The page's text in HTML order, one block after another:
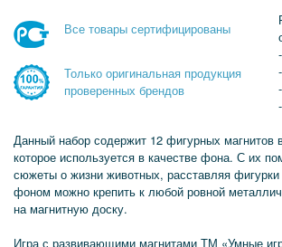
Все товары сертифицированы
Только оригинальная продукция
проверенных брендов
Данный набор содержит 12 фигурных магнитов
которое используется в качестве фона. С их
сюжеты о жизни животных, расставляя
фоном можно крепить к любой ровной
на магнитную доску.
Игра с развивающими магнитами ТМ «Умные